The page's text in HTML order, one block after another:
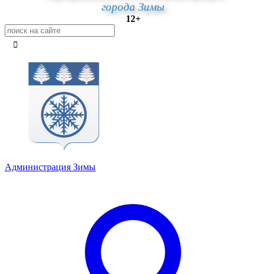
города Зимы
12+
Администрация Зимы